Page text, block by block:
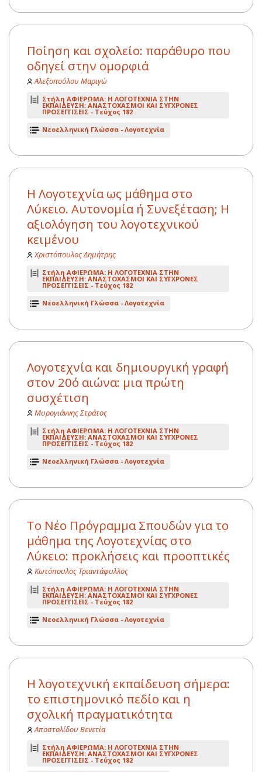
Ποίηση και σχολείο: παράθυρο που
οδηγεί στην ομορφιά
Αλεξοπούλου Μαριγώ
Στήλη ΑΦΙΕΡΩΜΑ: Η ΛΟΓΟΤΕΧΝΙΑ ΣΤΗΝ
ΕΚΠΑΙΔΕΥΣΗ: ΑΝΑΣΤΟΧΑΣΜΟΙ ΚΑΙ ΣΥΓΧΡΟΝΕΣ
ΠΡΟΣΕΓΓΙΣΕΙΣ - Τεύχος 182
Νεοελληνική Γλώσσα - Λογοτεχνία
Η Λογοτεχνία ως μάθημα στο
Λύκειο. Αυτονομία ή Συνεξέταση; Η
αξιολόγηση του λογοτεχνικού
κειμένου
Χριστόπουλος Δημήτρης
Στήλη ΑΦΙΕΡΩΜΑ: Η ΛΟΓΟΤΕΧΝΙΑ ΣΤΗΝ
ΕΚΠΑΙΔΕΥΣΗ: ΑΝΑΣΤΟΧΑΣΜΟΙ ΚΑΙ ΣΥΓΧΡΟΝΕΣ
ΠΡΟΣΕΓΓΙΣΕΙΣ - Τεύχος 182
Νεοελληνική Γλώσσα - Λογοτεχνία
Λογοτεχνία και δημιουργική γραφή
στον 20ό αιώνα: μια πρώτη
συσχέτιση
Μυρογιάννης Στράτος
Στήλη ΑΦΙΕΡΩΜΑ: Η ΛΟΓΟΤΕΧΝΙΑ ΣΤΗΝ
ΕΚΠΑΙΔΕΥΣΗ: ΑΝΑΣΤΟΧΑΣΜΟΙ ΚΑΙ ΣΥΓΧΡΟΝΕΣ
ΠΡΟΣΕΓΓΙΣΕΙΣ - Τεύχος 182
Νεοελληνική Γλώσσα - Λογοτεχνία
Το Νέο Πρόγραμμα Σπουδών για το
μάθημα της Λογοτεχνίας στο
Λύκειο: προκλήσεις και προοπτικές
Κωτόπουλος Τριαντάφυλλος
Στήλη ΑΦΙΕΡΩΜΑ: Η ΛΟΓΟΤΕΧΝΙΑ ΣΤΗΝ
ΕΚΠΑΙΔΕΥΣΗ: ΑΝΑΣΤΟΧΑΣΜΟΙ ΚΑΙ ΣΥΓΧΡΟΝΕΣ
ΠΡΟΣΕΓΓΙΣΕΙΣ - Τεύχος 182
Νεοελληνική Γλώσσα - Λογοτεχνία
Η λογοτεχνική εκπαίδευση σήμερα:
το επιστημονικό πεδίο και η
σχολική πραγματικότητα
Αποστολίδου Βενετία
Στήλη ΑΦΙΕΡΩΜΑ: Η ΛΟΓΟΤΕΧΝΙΑ ΣΤΗΝ
ΕΚΠΑΙΔΕΥΣΗ: ΑΝΑΣΤΟΧΑΣΜΟΙ ΚΑΙ ΣΥΓΧΡΟΝΕΣ
ΠΡΟΣΕΓΓΙΣΕΙΣ - Τεύχος 182